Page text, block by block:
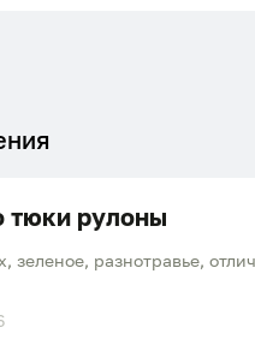
тюки рулоны
разнотравье, отличного